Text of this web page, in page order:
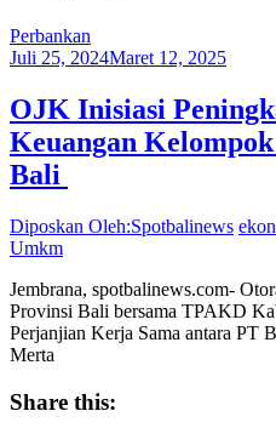
Perbankan
Juli 25, 2024Maret 12, 2025
OJK Inisiasi
Keuangan
Bali
Diposkan Oleh:Spotbalinews
Umkm
Jembrana, spotbalinews.com-
Provinsi Bali bersama TPAKD
Perjanjian Kerja Sama antara PT
Merta
Share this: